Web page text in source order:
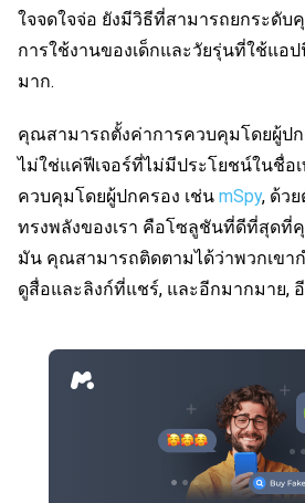
ใจจดใจจ่อ ยังมีวิธีที่สามารถยกระดั
การใช้งานของเด็กและวัยรุ่นที่ใช้แอ
มาก.
คุณสามารถตั้งค่าการควบคุมโดยผู้ปก
ไม่ใช่แค่ฟีเจอร์ที่ไม่มีประโยชน์ในชื่อ
ควบคุมโดยผู้ปกครอง เช่น mSpy, ด้ว
ทรงพลังของเรา คือโซลูชันที่ดีที่สุดที่
มัน คุณสามารถติดตามได้ว่าพวกเขา
ดูสื่อและลิงก์ที่แชร์, และอีกมากมาย,